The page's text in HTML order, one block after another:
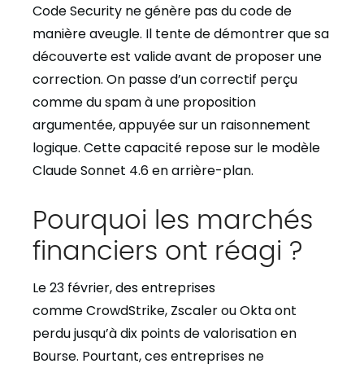
Code Security ne génère pas du code de
manière aveugle. Il tente de démontrer que sa
découverte est valide avant de proposer une
correction. On passe d’un correctif perçu
comme du spam à une proposition
argumentée, appuyée sur un raisonnement
logique. Cette capacité repose sur le modèle
Claude Sonnet 4.6 en arrière-plan.
Pourquoi les marchés
financiers ont réagi ?
Le 23 février, des entreprises
comme CrowdStrike, Zscaler ou Okta ont
perdu jusqu’à dix points de valorisation en
Bourse. Pourtant, ces entreprises ne